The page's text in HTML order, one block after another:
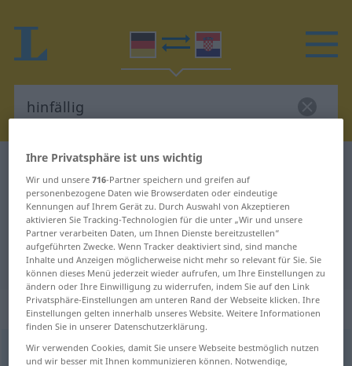
Deutsch-Kroatisch Wörterbuch
Deutsch-Kroatisch Übersetzung für
"hinfällig"
"hinfällig" Kroatisch Übersetzung
„hinfällig“: Adjektiv
hinfälligadj
Ihre Privatsphäre ist uns wichtig
Wir und unsere716-Partner speichern und greifen auf
personenbezogene Daten wie Browserdaten oder eindeutige
Kennungen auf Ihrem Gerät zu. Durch Auswahl von Akzeptieren
aktivieren Sie Tracking-Technologien für die unter „Wir und unsere
Partner verarbeiten Daten, um Ihnen Dienste bereitzustellen“
aufgeführten Zwecke. Wenn Tracker deaktiviert sind, sind manche
Inhalte und Anzeigen möglicherweise nicht mehr so relevant für Sie. Sie
können dieses Menü jederzeit wieder aufrufen, um Ihre Einstellungen zu
ändern oder Ihre Einwilligung zu widerrufen, indem Sie auf den Link
Privatsphäre-Einstellungen am unteren Rand der Webseite klicken. Ihre
Einstellungen gelten innerhalb unseres Website. Weitere Informationen
finden Sie in unserer Datenschutzerklärung.
Wir verwenden Cookies, damit Sie unsere Webseite bestmöglich nutzen
und wir besser mit Ihnen kommunizieren können. Notwendige,